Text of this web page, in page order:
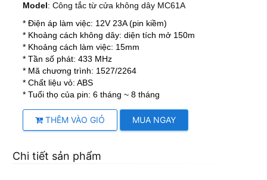
Model: Công tắc từ cửa không dây MC61A
* Điện áp làm việc: 12V 23A (pin kiềm)
* Khoảng cách không dây: diện tích mở 150m
* Khoảng cách làm việc: 15mm
* Tần số phát: 433 MHz
* Mã chương trình: 1527/2264
* Chất liệu vỏ: ABS
* Tuổi thọ của pin: 6 tháng ~ 8 tháng
THÊM VÀO GIỎ MUA NGAY
Chi tiết sản phẩm